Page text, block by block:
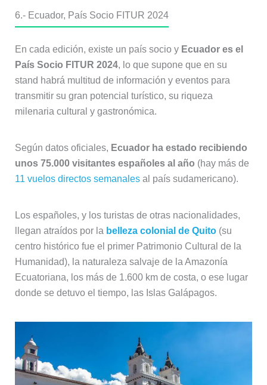
6.- Ecuador, País Socio FITUR 2024
En cada edición, existe un país socio y Ecuador es el
País Socio FITUR 2024, lo que supone que en su
stand habrá multitud de información y eventos para
transmitir su gran potencial turístico, su riqueza
milenaria cultural y gastronómica.
Según datos oficiales, Ecuador ha estado recibiendo
unos 75.000 visitantes españoles al año (hay más de
11 vuelos directos semanalesal país sudamericano).
Los españoles, y los turistas de otras nacionalidades,
llegan atraídos por la belleza colonial de Quito(su
centro histórico fue el primer Patrimonio Cultural de la
Humanidad), la naturaleza salvaje de la Amazonía
Ecuatoriana, los más de 1.600 km de costa, o ese lugar
donde se detuvo el tiempo, las Islas Galápagos.